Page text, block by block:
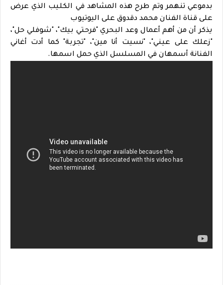
بدموعي تنهمر وتم طرح هذه المشاهد في الكليب الذي عرض
على قناة الفنان محمد دقدوق على اليوتيوب
يذكر أن من أهم أعمال وعد البحري "فرحتي بيك"، "شوفلي حل"،
"زعلك على عيني"، "نسيت أنا مين"، "تجربة" كما أدت أغاني
الفنانة أسمهان في المسلسل الذي حمل اسمها.